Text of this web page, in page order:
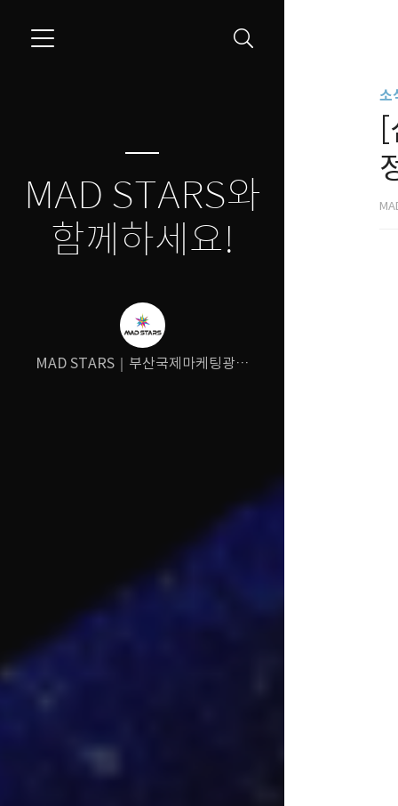
MAD STARS와
함께하세요!
MAD STARS｜부산국제마케팅광고
소